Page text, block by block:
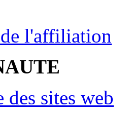
l'affiliation
des sites web